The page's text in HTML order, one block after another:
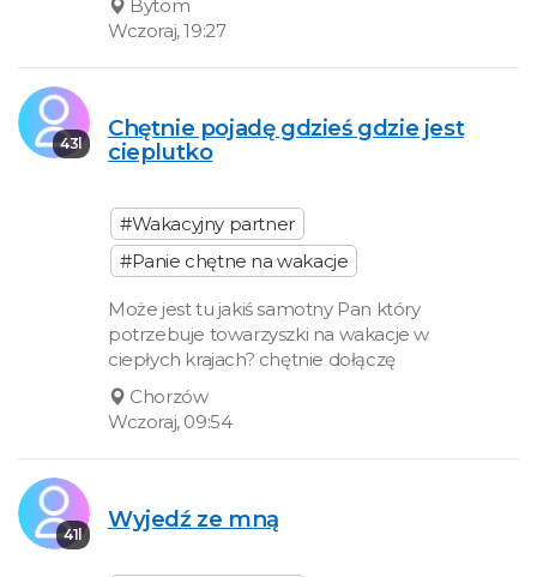
Bytom
Wczoraj, 19:27
43l
Chętnie pojadę gdzieś gdzie jest
cieplutko
#Wakacyjny partner
#Panie chętne na wakacje
Może jest tu jakiś samotny Pan który
potrzebuje towarzyszki na wakacje w
ciepłych krajach? chętnie dołączę
Chorzów
Wczoraj, 09:54
41l
Wyjedź ze mną